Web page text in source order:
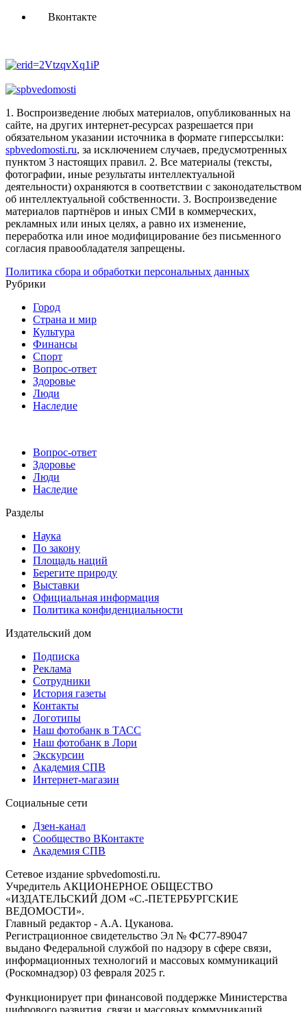
Вконтакте
1. Воспроизведение любых материалов, опубликованных на
сайте, на других интернет-ресурсах разрешается при
обязательном указании источника в формате гиперссылки:
spbvedomosti.ru, за исключением случаев, предусмотренных
пунктом 3 настоящих правил. 2. Все материалы (тексты,
фотографии, иные результаты интеллектуальной
деятельности) охраняются в соответствии с законодательством
об интеллектуальной собственности. 3. Воспроизведение
материалов партнёров и иных СМИ в коммерческих,
рекламных или иных целях, а равно их изменение,
переработка или иное модифицирование без письменного
согласия правообладателя запрещены.
Политика сбора и обработки персональных данных
Рубрики
Город
Страна и мир
Культура
Финансы
Спорт
Вопрос-ответ
Здоровье
Люди
Наследие
Вопрос-ответ
Здоровье
Люди
Наследие
Разделы
Наука
По закону
Площадь наций
Берегите природу
Выставки
Официальная информация
Политика конфиденциальности
Издательский дом
Подписка
Реклама
Сотрудники
История газеты
Контакты
Логотипы
Наш фотобанк в ТАСС
Наш фотобанк в Лори
Экскурсии
Академия СПВ
Интернет-магазин
Социальные сети
Дзен-канал
Сообщество ВКонтакте
Академия СПВ
Сетевое издание spbvedomosti.ru.
Учредитель АКЦИОНЕРНОЕ ОБЩЕСТВО
«ИЗДАТЕЛЬСКИЙ ДОМ «С.-ПЕТЕРБУРГСКИЕ
ВЕДОМОСТИ».
Главный редактор - А.А. Цуканова.
Регистрационное свидетельство Эл № ФС77-89047
выдано Федеральной службой по надзору в сфере связи,
информационных технологий и массовых коммуникаций
(Роскомнадзор) 03 февраля 2025 г.
Функционирует при финансовой поддержке Министерства